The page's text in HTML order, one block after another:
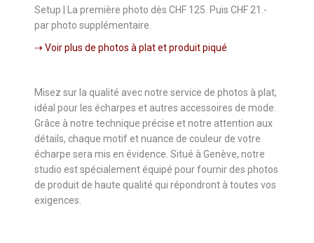
Setup | La première photo dès CHF 125. Puis CHF 21.-
par photo supplémentaire.
⇢ Voir plus de photos à plat et produit piqué
Misez sur la qualité avec notre service de photos à plat,
idéal pour les écharpes et autres accessoires de mode.
Grâce à notre technique précise et notre attention aux
détails, chaque motif et nuance de couleur de votre
écharpe sera mis en évidence. Situé à Genève, notre
studio est spécialement équipé pour fournir des photos
de produit de haute qualité qui répondront à toutes vos
exigences.